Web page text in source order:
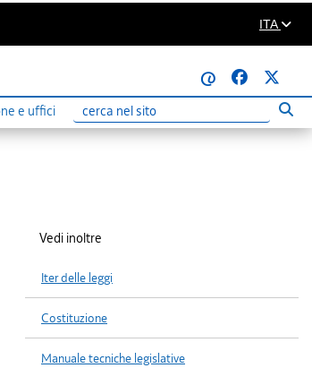
ITA
@
e uffici
Ricerca
Vedi inoltre
Iter delle leggi
Costituzione
Manuale tecniche legislative